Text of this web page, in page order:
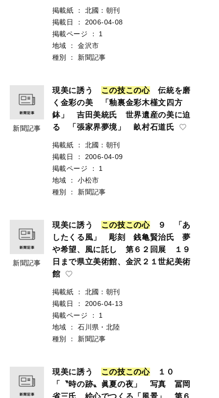
掲載紙 ：
北國：朝刊
掲載日
：
2006-04-08
掲載ページ
：
1
地域
：
金沢市
種別
： 新聞記事
新聞記事
現美に誘う この技この心伝統を磨
く金彩の美 「釉裏金彩木槿文四方
鉢」 吉田美統氏 世界遺産の美に迫
る 「張家界夢境」 畝村石道氏
掲載紙 ：
北國：朝刊
掲載日
：
2006-04-09
掲載ページ
：
1
地域
：
小松市
種別
： 新聞記事
新聞記事
現美に誘う この技この心９ 「あ
したくる風」 彫刻 銭亀賢治氏 夢
や希望、風に託し 第６２回展 １９
日まで県立美術館、金沢２１世紀美術
館
掲載紙 ：
北國：朝刊
掲載日
：
2006-04-13
掲載ページ
：
1
地域
：
石川県・北陸
種別
： 新聞記事
現美に誘う この技この心１０
「〝時の跡〟眞夏の夜」 写真 冨岡
省三氏 絵心でつくる「風景」 第６